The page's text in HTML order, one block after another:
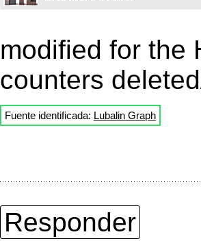
modified for the
counters
Fuente identificada: Lubalin Graph
Responder